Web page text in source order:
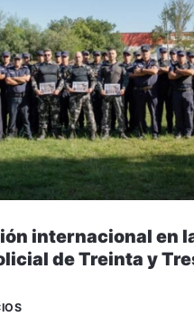
internacional en
de Treinta y